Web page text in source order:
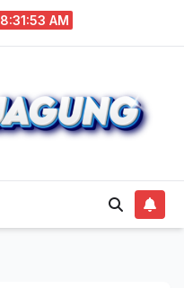
8:31:54 AM